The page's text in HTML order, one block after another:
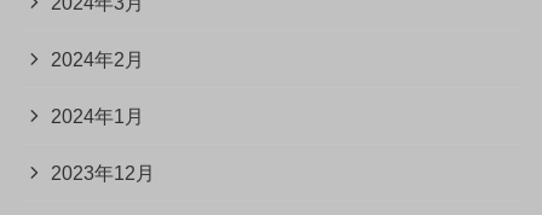
2024年2月
2024年1月
2023年12月